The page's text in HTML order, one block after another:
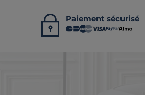
Paiement sécurisé